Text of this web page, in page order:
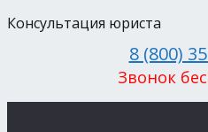
Консультация юриста
8 (800)
Звонок